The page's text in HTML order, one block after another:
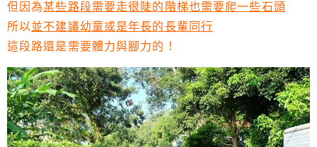
但因為某些路段需要走很陡的階梯也需要爬一些石頭
所以並不建議幼童或是年長的長輩同行
這段路還是需要體力與腳力的！